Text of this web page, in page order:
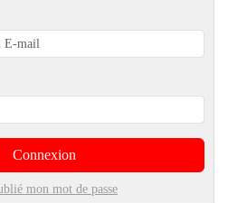
Connexion
mon mot de passe